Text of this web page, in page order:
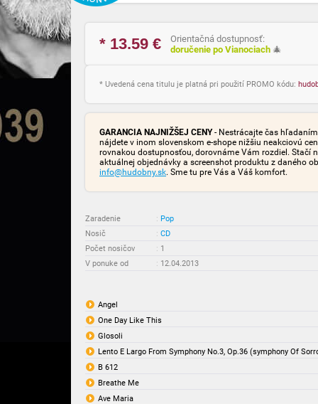
* 13.59 €
Orientačná dostupnosť:
doručenie po Vianociach 🎄
* Uvedená cena titulu je platná pri použití PROMO kódu:
GARANCIA NAJNIŽŠEJ CENY- Nestrácajte čas
nájdete v inom slovenskom e-shope nižšiu neakciovú
rovnakou dostupnosťou, dorovnáme Vám rozdiel. Stačí
aktuálnej objednávky a screenshot produktu z daného
info@hudobny.sk. Sme tu pre Vás a Váš komfort.
Zaradenie : Pop
Nosič
: CD
Počet nosičov
: 1
V ponuke od
: 12.04.2013
Angel
One Day Like This
Glosoli
Lento E Largo From Symphony No.3, Op.36 (symphony Of
B 612
Breathe Me
Ave Maria